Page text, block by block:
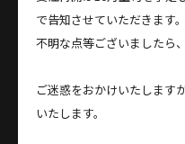
で告知させていただきます。
不明な点等ございましたら
ご迷惑をおかけいたします
いたします。